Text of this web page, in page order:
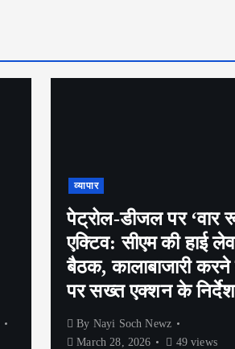
व्यापार
पेट्रोल-डीजल पर ‘वार
एक्टिव: सीएम की हाई
बैठक, कालाबाजारी करने
पर सख्त एक्शन के निर्देश
By Nayi Soch Newz
March 28, 2026
49 views